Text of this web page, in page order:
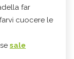
far
cuocere le
sale